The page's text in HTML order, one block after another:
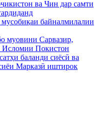
ва Чин дар самти
байналмилалии
муовини Сарвазир,
Исломии Покистон
баланди сиёсӣ ва
Марказӣ иштирок